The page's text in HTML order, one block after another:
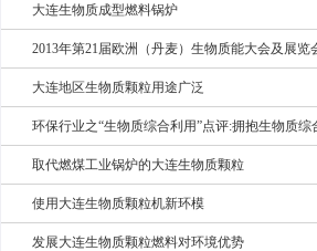
大连生物质成型燃料锅炉
2013年第21届欧洲（丹麦）生物质能大会及展览
大连地区生物质颗粒用途广泛
环保行业之“生物质综合利用”点评:拥抱生物质综
取代燃煤工业锅炉的大连生物质颗粒
使用大连生物质颗粒机新环模
发展大连生物质颗粒燃料对环境优势